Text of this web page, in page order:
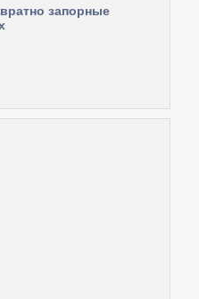
запорные